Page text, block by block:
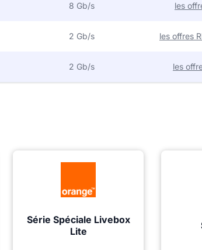
8 Gb/s les
2 Gb/s les offres
2 Gb/s les
Série Spéciale Livebox
Lite